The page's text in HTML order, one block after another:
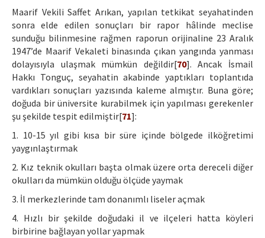
Maarif Vekili Saffet Arıkan, yapılan tetkikat seyahatinden
sonra elde edilen sonuçları bir rapor hâlinde meclise
sunduğu bilinmesine rağmen raporun orijinaline 23 Aralık
1947’de Maarif Vekaleti binasında çıkan yangında yanması
dolayısıyla ulaşmak mümkün değildir[70]. Ancak İsmail
Hakkı Tonguç, seyahatin akabinde yaptıkları toplantıda
vardıkları sonuçları yazısında kaleme almıştır. Buna göre;
doğuda bir üniversite kurabilmek için yapılması gerekenler
şu şekilde tespit edilmiştir[71]:
1. 10-15 yıl gibi kısa bir süre içinde bölgede ilköğretimi
yaygınlaştırmak
2. Kız teknik okulları başta olmak üzere orta dereceli diğer
okulları da mümkün olduğu ölçüde yaymak
3. İl merkezlerinde tam donanımlı liseler açmak
4. Hızlı bir şekilde doğudaki il ve ilçeleri hatta köyleri
birbirine bağlayan yollar yapmak